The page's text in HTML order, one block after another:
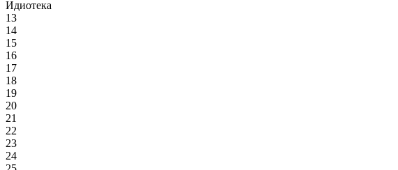
Идиотека
13
14
15
16
17
18
19
20
21
22
23
24